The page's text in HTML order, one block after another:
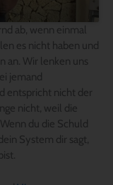
ab, wenn einmal
es nicht haben und
an. Wir lenken uns
jemand
entspricht nicht der
nicht, weil die
du die Schuld
System dir sagt,